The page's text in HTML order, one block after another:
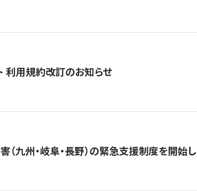
利用規約改訂のお知らせ
九州・岐阜・長野）の緊急支援制度を開始